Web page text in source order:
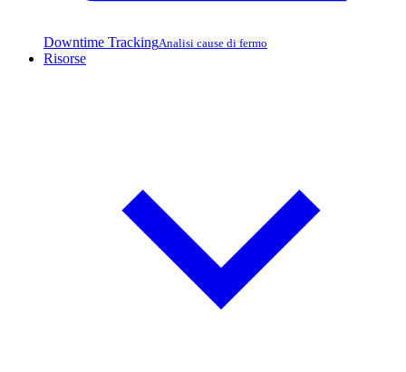
Downtime TrackingAnalisi cause di fermo
Risorse